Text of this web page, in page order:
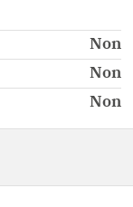
Non
Non
Non